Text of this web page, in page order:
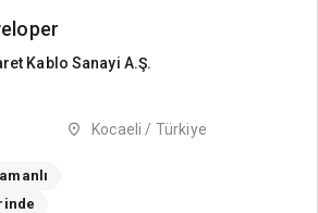
Kablo Sanayi A.Ş.
Kocaeli / Türkiye